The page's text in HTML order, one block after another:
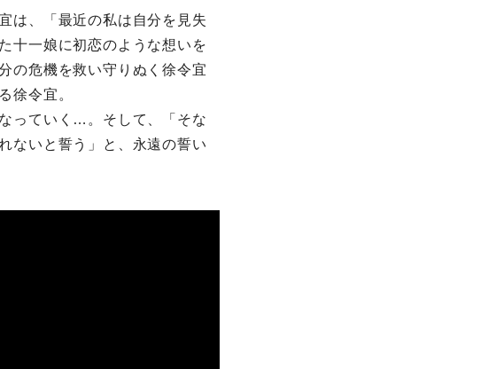
は、「最近の私は自分を見失
十一娘に初恋のような想いを
の危機を救い守りぬく徐令宜
徐令宜。
っていく…。そして、「そな
ないと誓う」と、永遠の誓い